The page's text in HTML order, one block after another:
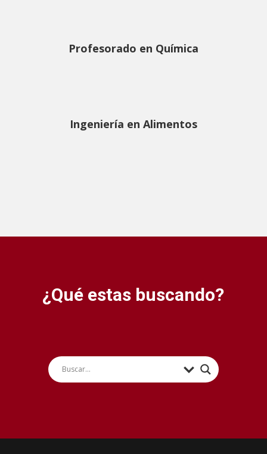
Profesorado en Química
Ingeniería en Alimentos
¿Qué estas buscando?